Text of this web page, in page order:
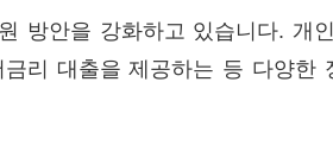
방안을 강화하고 있습니다. 개
리 대출을 제공하는 등 다양한